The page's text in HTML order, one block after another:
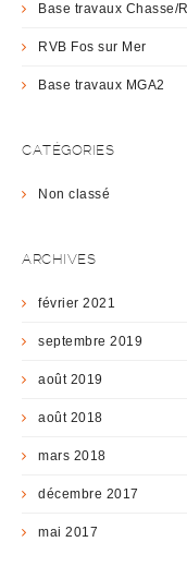
Base travaux Chasse/
RVB Fos sur Mer
Base travaux MGA2
CATÉGORIES
Non classé
ARCHIVES
février 2021
septembre 2019
août 2019
août 2018
mars 2018
décembre 2017
mai 2017